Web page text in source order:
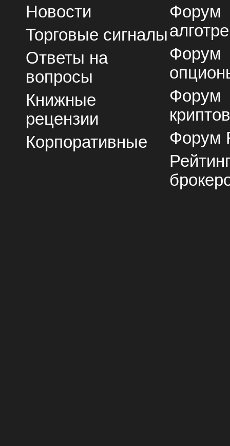
Новости
Торговые сигналы
Ответы на
вопросы
Книжные
рецензии
Корпоративные
Форум
Форум
Форум
Форум